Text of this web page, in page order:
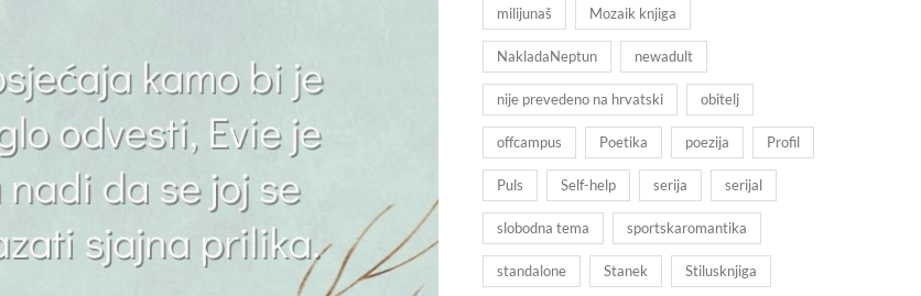
milijunaš Mozaik knjiga
NakladaNeptun newadult
nije prevedeno na hrvatski obitelj
offcampus Poetika poezija Profil
Puls Self-help serija serijal
slobodna tema sportskaromantika
standalone Stanek Stilusknjiga